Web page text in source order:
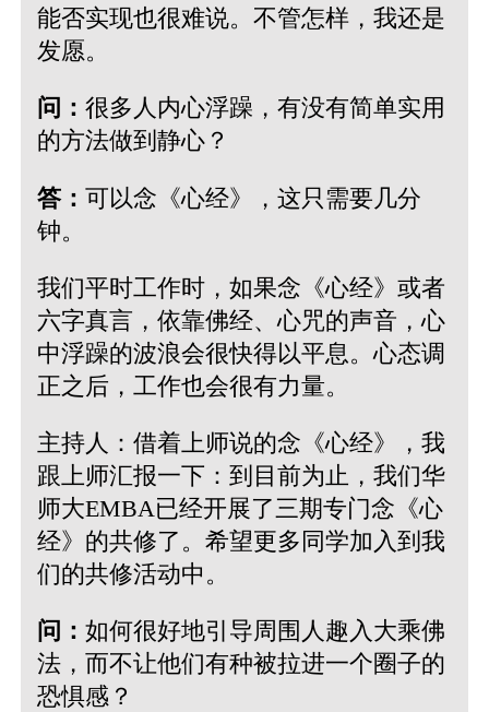
能否实现也很难说。不管怎样，我还是
发愿。
问： 很多人内心浮躁，有没有简单实用
的方法做到静心？
答： 可以念《心经》，这只需要几分
钟。
我们平时工作时，如果念《心经》或者
六字真言，依靠佛经、心咒的声音，心
中浮躁的波浪会很快得以平息。心态调
正之后，工作也会很有力量。
主持人：借着上师说的念《心经》，我
跟上师汇报一下：到目前为止，我们华
师大EMBA已经开展了三期专门念《心
经》的共修了。希望更多同学加入到我
们的共修活动中。
问： 如何很好地引导周围人趣入大乘佛
法，而不让他们有种被拉进一个圈子的
恐惧感？